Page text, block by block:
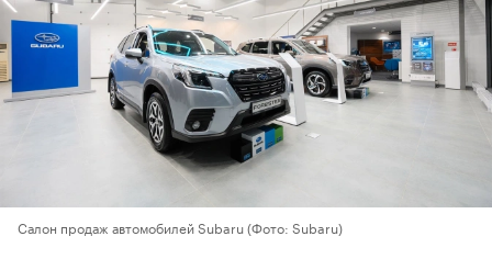
Салон продаж автомобилей Subaru(Фото: Subaru)